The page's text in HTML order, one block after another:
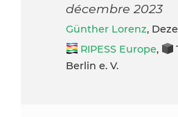
décembre 2023
Günther Lorenz,
RIPESS Europe,
Berlin e. V.